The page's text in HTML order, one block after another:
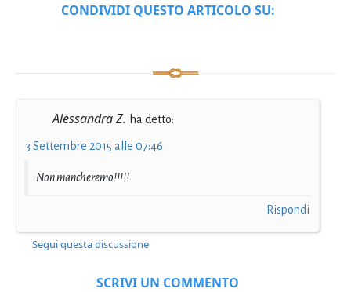
CONDIVIDI QUESTO ARTICOLO SU:
Alessandra Z. ha detto:
3 Settembre 2015 alle 07:46
Non mancheremo!!!!!
Rispondi
Segui questa discussione
SCRIVI UN COMMENTO